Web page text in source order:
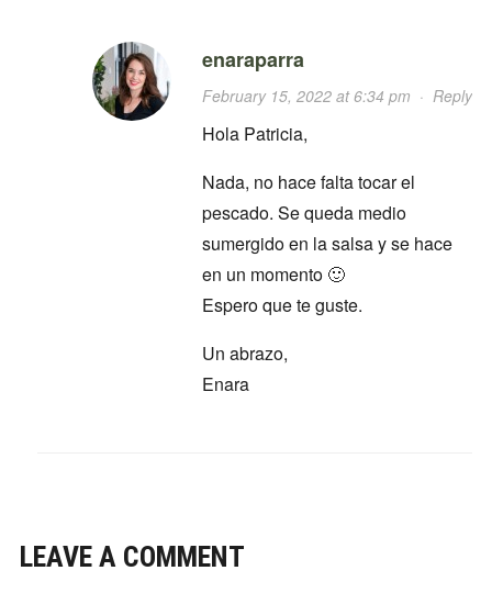
enaraparra
February 15, 2022 at 6:34 pm · Reply
Hola Patricia,
Nada, no hace falta tocar el
pescado. Se queda medio
sumergido en la salsa y se hace
en un momento 🙂
Espero que te guste.
Un abrazo,
Enara
LEAVE A COMMENT